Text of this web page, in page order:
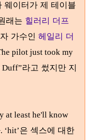
웨이터가 제 테이블
래는 힐러리 더프
가수인 헤일리 더
pilot just took my
Duff”라고 썼지만 지
at least he'll know
. ‘hit’은 섹스에 대한